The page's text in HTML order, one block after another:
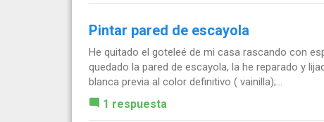
Pintar pared de escayola
He quitado el goteleé de mi casa rascando con
quedado la pared de escayola, la he reparado y
blanca previa al color definitivo ( vainilla);...
1 respuesta